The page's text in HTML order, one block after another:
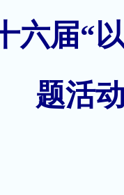
六届“
题活